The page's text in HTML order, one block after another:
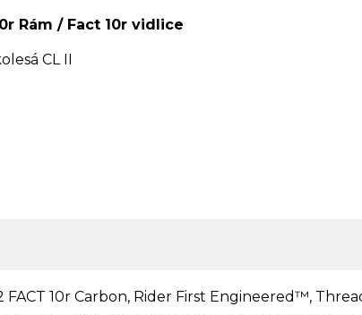
Rám / Fact 10r vidlice
CL II
FACT 10r Carbon, Rider First Engineered™,